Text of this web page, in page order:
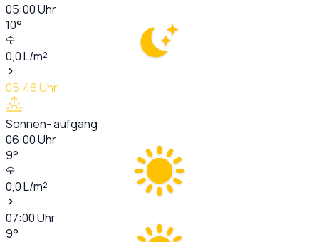
05:00Uhr
10°
0,0L/m²
05:46Uhr
Sonnen- aufgang
06:00Uhr
9°
0,0L/m²
07:00Uhr
9°